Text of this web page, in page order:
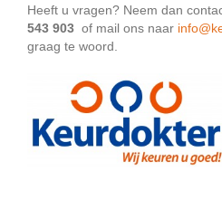
Heeft u vragen? Neem dan
543 903 of mail ons naar
graag te woord.